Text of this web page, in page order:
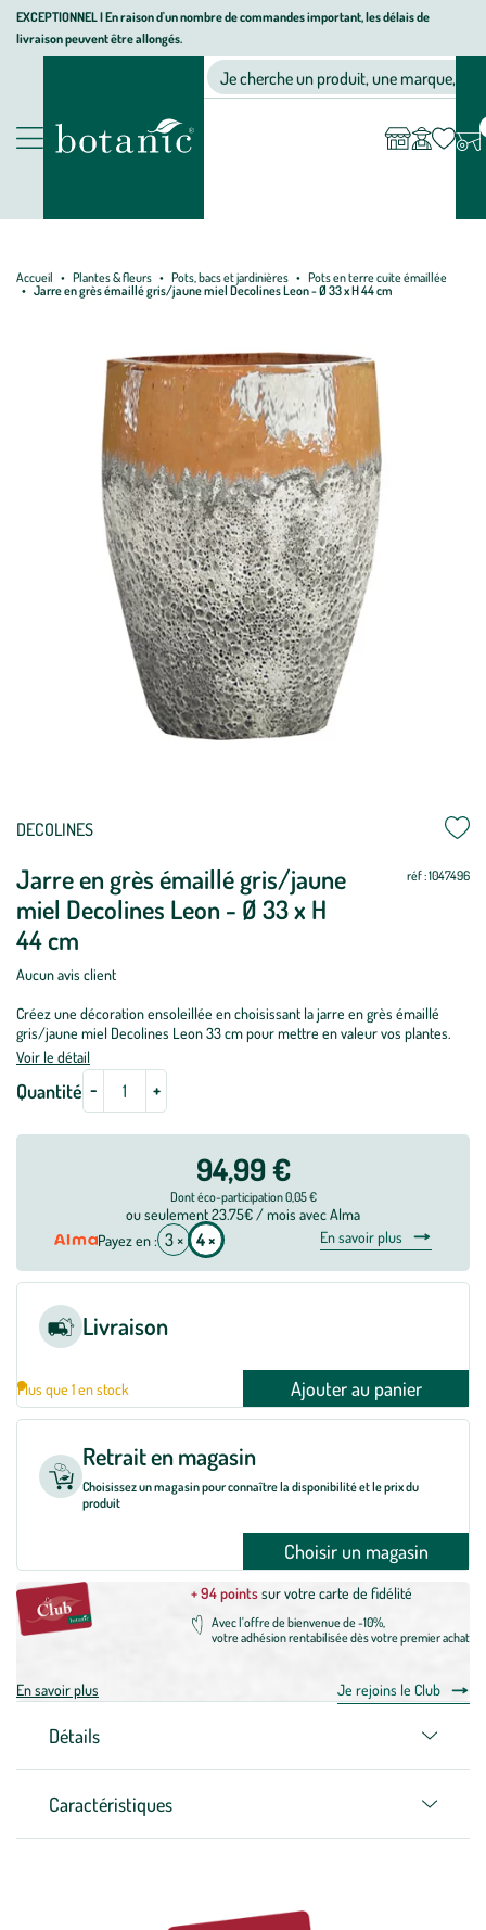
Aller
Aller
au
Aller
au
page
EXCEPTIONNEL I En raison d'un nombre de commandes important, les délais de
livraison peuvent être allongés.
Nos produits
Jardinerie écologique, animalerie, décoration, alimentation bio
Je cherche un produit, une marque, un
compte
Accueil Plantes & fleurs Pots, bacs et jardinières
Pots en terre cuite émaillée
Jarre en grès émaillé gris/jaune miel Decolines Leon - Ø 33 x H 44 cm
DECOLINES
Jarre en grès émaillé gris/jaune
miel Decolines Leon - Ø 33 x H
44 cm
réf : 1047496
Aucun avis client
Créez une décoration ensoleillée en choisissant la jarre en grès émaillé
gris/jaune miel Decolines Leon 33 cm pour mettre en valeur vos plantes.
Voir le détail
Quantité
Mettre
jour
-
Mettre
jour
+
94,99 €
Dont éco-participation 0,05 €
ou seulement 23.75€ / mois avec Alma
Payez en : 3 × 4 × En savoir plus
Livraison
Plus que 1 en stock Ajouter au panier
Retrait en magasin
Choisissez un magasin pour connaître la disponibilité et le prix du
produit
Choisir un magasin
+ 94 pointssur votre carte de fidélité
Avec l'offre de bienvenue de -10%,
votre adhésion rentabilisée dès votre premier achat
En savoir plus Je rejoins le Club
Détails
Caractéristiques